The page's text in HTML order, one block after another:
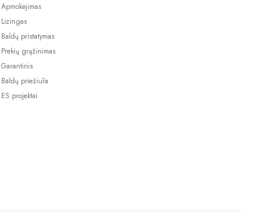
Apmokėjimas
Lizingas
Baldų pristatymas
Prekių grąžinimas
Garantinis
Baldų priežiūra
ES projektai